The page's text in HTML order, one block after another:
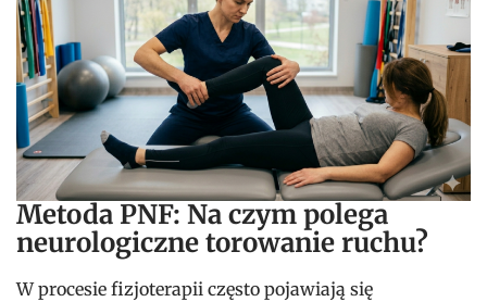
Metoda PNF: Na czym polega
neurologiczne torowanie ruchu?
W procesie fizjoterapii często pojawiają się